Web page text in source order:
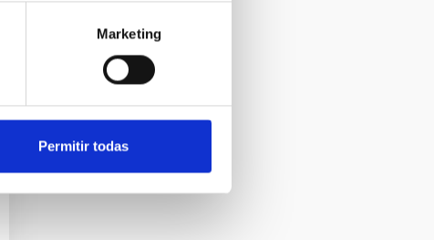
Marketing
Permitir todas